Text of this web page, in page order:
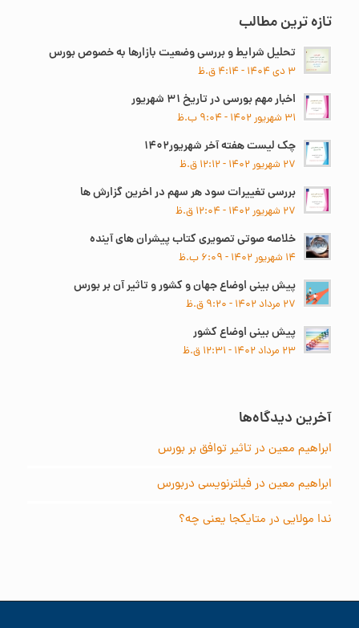
تازه ترین مطالب
تحلیل شرایط و بررسی وضعیت بازارها به خصوص بورس
۳ دی ۱۴۰۴ - ۴:۱۴ ق.ظ
اخبار مهم بورسی در تاریخ ۳۱ شهریور
۳۱ شهریور ۱۴۰۲ - ۹:۰۴ ب.ظ
چک لیست هفته آخر شهریور۱۴۰۲
۲۷ شهریور ۱۴۰۲ - ۱۲:۱۲ ق.ظ
بررسی تغییرات سود هر سهم در اخرین گزارش ها
۲۷ شهریور ۱۴۰۲ - ۱۲:۰۴ ق.ظ
خلاصه صوتی تصویری کتاب پیشران های آینده
۱۴ شهریور ۱۴۰۲ - ۶:۰۹ ب.ظ
پیش بینی اوضاع جهان و کشور و تاثیر آن بر بورس
۲۷ مرداد ۱۴۰۲ - ۹:۲۰ ق.ظ
پیش بینی اوضاع کشور
۲۳ مرداد ۱۴۰۲ - ۱۲:۳۱ ق.ظ
آخرین دیدگاه‌ها
ابراهیم معیندرتاثیر توافق بر بورس
ابراهیم معیندرفیلترنویسی دربورس
ندا مولاییدر متایکجا یعنی چه؟